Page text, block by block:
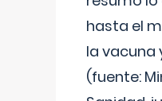
hasta el
la vacuna
(fuente: